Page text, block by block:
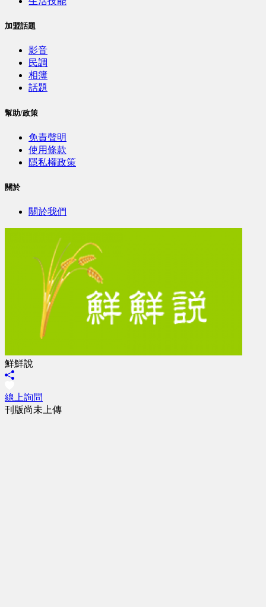
加盟話題
影音
民調
相簿
話題
幫助/政策
免責聲明
使用條款
隱私權政策
關於
關於我們
鮮鮮說
線上詢問
刊版尚未上傳